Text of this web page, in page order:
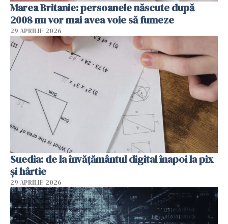
Marea Britanie: persoanele născute după
2008 nu vor mai avea voie să fumeze
29 APRILIE 2026
Suedia: de la învățământul digital înapoi la pix
și hârtie
29 APRILIE 2026